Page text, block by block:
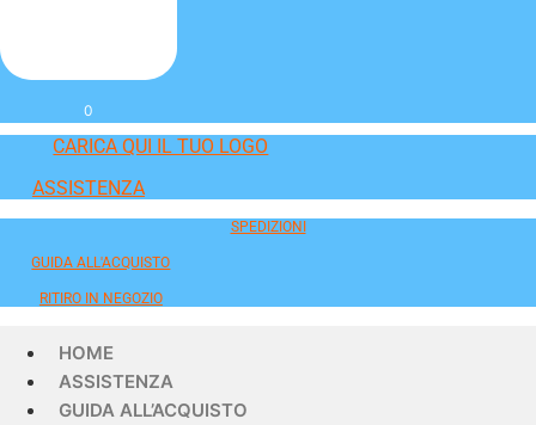
0
CARICA QUI IL TUO LOGO
ASSISTENZA
SPEDIZIONI
GUIDA ALL'ACQUISTO
RITIRO IN NEGOZIO
HOME
ASSISTENZA
GUIDA ALL’ACQUISTO